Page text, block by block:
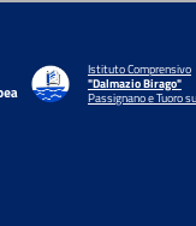
Istituto Comprensivo
"Dalmazio Birago"
Passignano e Tuoro